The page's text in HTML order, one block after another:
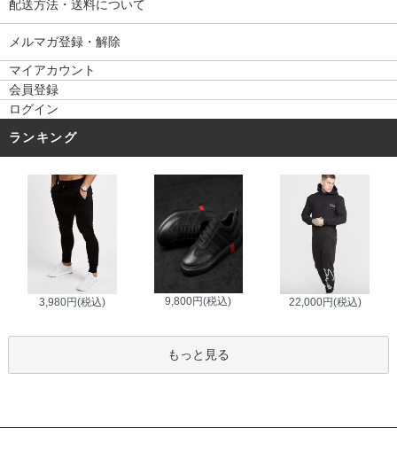
配送方法・送料について
メルマガ登録・解除
マイアカウント
会員登録
ログイン
ランキング
3,980円(税込) 9,800円(税込) 22,000円(税込)
もっと見る